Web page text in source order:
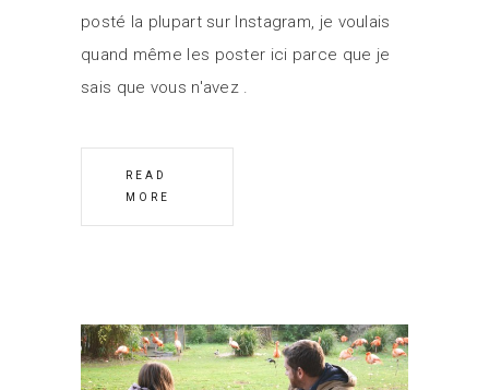
posté la plupart sur Instagram, je voulais
quand même les poster ici parce que je
sais que vous n'avez
READ
MORE